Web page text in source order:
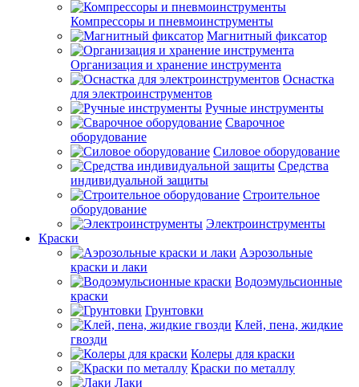
Компрессоры и пневмоинструменты
Магнитный фиксатор
Организация и хранение инструмента
Оснастка
для электроинструментов
Ручные инструменты
Сварочное
оборудование
Силовое оборудование
Средства
индивидуальной защиты
Строительное
оборудование
Электроинструменты
Краски
Аэрозольные
краски и лаки
Водоэмульсионные
краски
Грунтовки
Клей, пена, жидкие
гвозди
Колеры для краски
Краски по металлу
Лаки